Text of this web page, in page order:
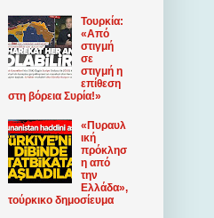
Τουρκία:
«Από
στιγμή
σε
στιγμή η
επίθεση
στη βόρεια Συρία!»
«Πυραυλ
ική
πρόκλησ
η από
την
Ελλάδα»,
τούρκικο δημοσίευμα